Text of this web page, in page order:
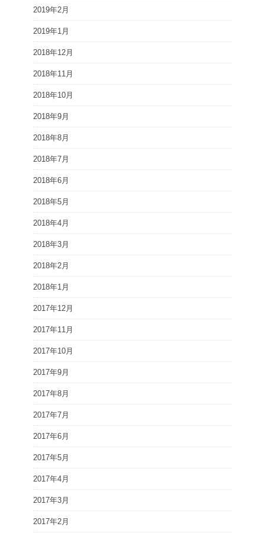
2019年2月
2019年1月
2018年12月
2018年11月
2018年10月
2018年9月
2018年8月
2018年7月
2018年6月
2018年5月
2018年4月
2018年3月
2018年2月
2018年1月
2017年12月
2017年11月
2017年10月
2017年9月
2017年8月
2017年7月
2017年6月
2017年5月
2017年4月
2017年3月
2017年2月